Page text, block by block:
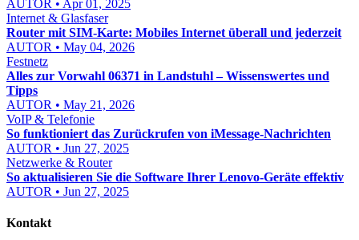
AUTOR • Apr 01, 2025
Internet & Glasfaser
Router mit SIM-Karte: Mobiles Internet überall und jederzeit
AUTOR • May 04, 2026
Festnetz
Alles zur Vorwahl 06371 in Landstuhl – Wissenswertes und
Tipps
AUTOR • May 21, 2026
VoIP & Telefonie
So funktioniert das Zurückrufen von iMessage-Nachrichten
AUTOR • Jun 27, 2025
Netzwerke & Router
So aktualisieren Sie die Software Ihrer Lenovo-Geräte effektiv
AUTOR • Jun 27, 2025
Kontakt